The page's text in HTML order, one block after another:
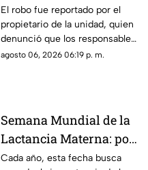
Presuntos delincuentes
rompen cristal de un
automóvil y roban
herramientas en
El robo fue reportado por el
propietario de la unidad, quien
denunció que los responsables
escaparon tras apoderarse de
agosto 06, 2026 06:19 p. m.
Semana Mundial de la
Lactancia Materna: por
qué se conmemora y
Cada año, esta fecha busca